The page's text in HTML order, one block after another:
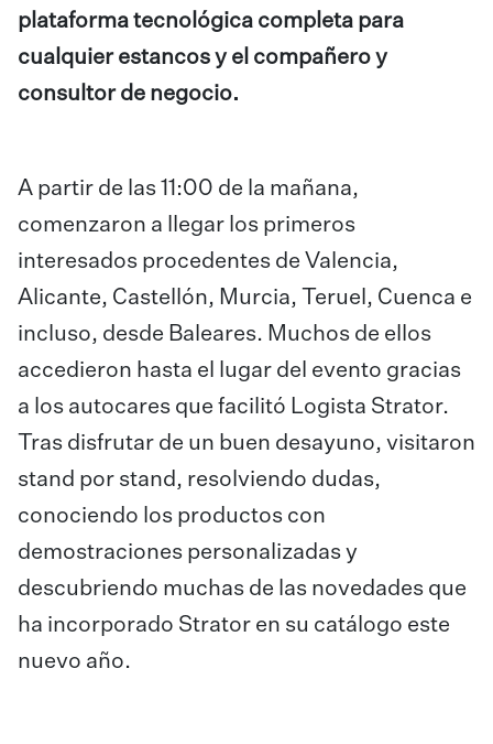
plataforma tecnológica completa para
cualquier estancos y el compañero y
consultor de negocio.
A partir de las 11:00 de la mañana,
comenzaron a llegar los primeros
interesados procedentes de Valencia,
Alicante, Castellón, Murcia, Teruel, Cuenca e
incluso, desde Baleares. Muchos de ellos
accedieron hasta el lugar del evento gracias
a los autocares que facilitó Logista Strator.
Tras disfrutar de un buen desayuno, visitaron
stand por stand, resolviendo dudas,
conociendo los productos con
demostraciones personalizadas y
descubriendo muchas de las novedades que
ha incorporado Strator en su catálogo este
nuevo año.